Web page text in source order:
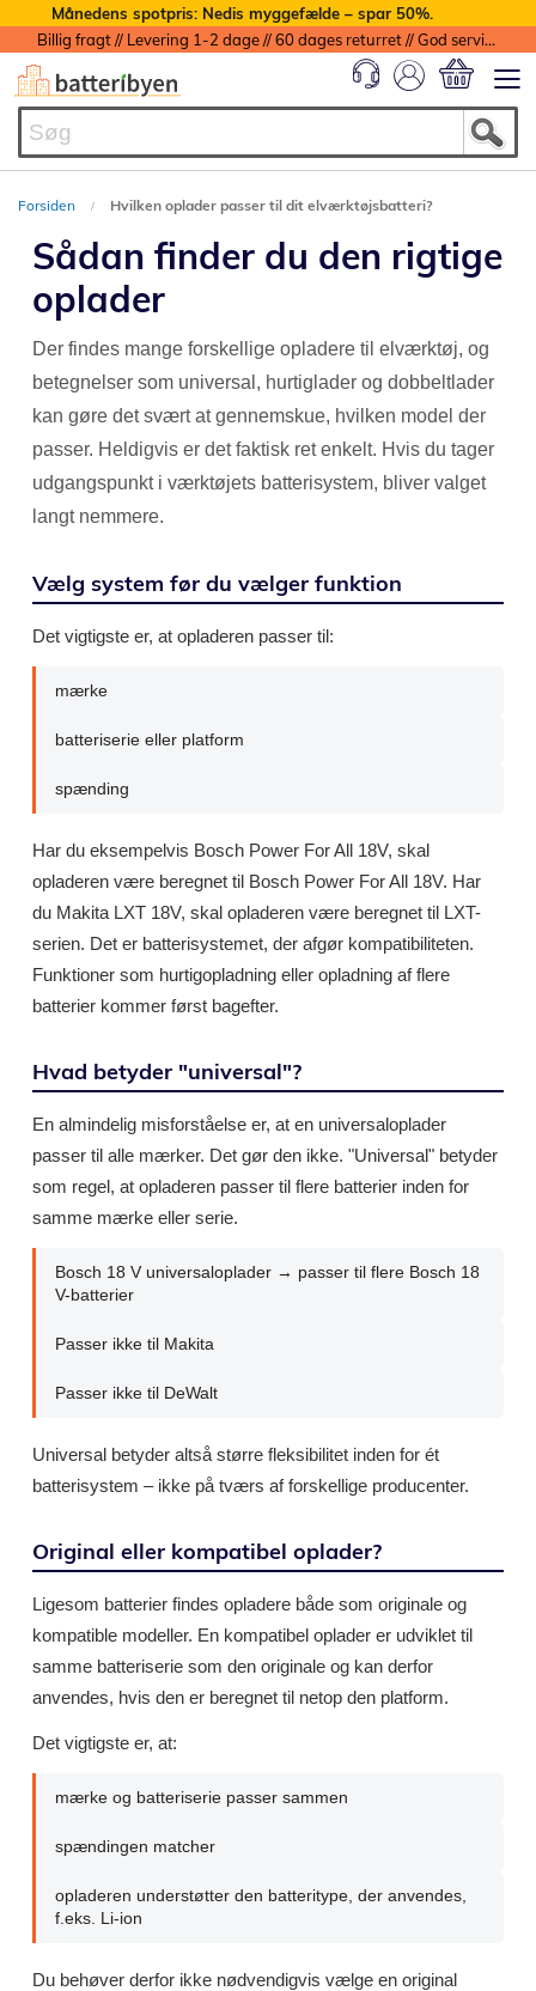
Månedens spotpris: Nedis myggefælde – spar 50%.
Billig fragt // Levering 1-2 dage // 60 dages returret // God service med garanti
Forsiden Hvilken oplader passer til dit elværktøjsbatteri?
Sådan finder du den rigtige
oplader
Der findes mange forskellige opladere til elværktøj, og
betegnelser som universal, hurtiglader og dobbeltlader
kan gøre det svært at gennemskue, hvilken model der
passer. Heldigvis er det faktisk ret enkelt. Hvis du tager
udgangspunkt i værktøjets batterisystem, bliver valget
langt nemmere.
Vælg system før du vælger funktion
Det vigtigste er, at opladeren passer til:
mærke
batteriserie eller platform
spænding
Har du eksempelvis Bosch Power For All 18V, skal
opladeren være beregnet til Bosch Power For All 18V. Har
du Makita LXT 18V, skal opladeren være beregnet til LXT-
serien. Det er batterisystemet, der afgør kompatibiliteten.
Funktioner som hurtigopladning eller opladning af flere
batterier kommer først bagefter.
Hvad betyder "universal"?
En almindelig misforståelse er, at en universaloplader
passer til alle mærker. Det gør den ikke. "Universal" betyder
som regel, at opladeren passer til flere batterier inden for
samme mærke eller serie.
Bosch 18 V universaloplader → passer til flere Bosch 18
V-batterier
Passer ikke til Makita
Passer ikke til DeWalt
Universal betyder altså større fleksibilitet inden for ét
batterisystem – ikke på tværs af forskellige producenter.
Original eller kompatibel oplader?
Ligesom batterier findes opladere både som originale og
kompatible modeller. En kompatibel oplader er udviklet til
samme batteriserie som den originale og kan derfor
anvendes, hvis den er beregnet til netop den platform.
Det vigtigste er, at:
mærke og batteriserie passer sammen
spændingen matcher
opladeren understøtter den batteritype, der anvendes,
f.eks. Li-ion
Du behøver derfor ikke nødvendigvis vælge en original